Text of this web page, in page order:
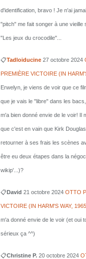
d'identification, bravo ! Je n'ai
"pitch" me fait songer à une vieille
"Les jeux du crocodile"...
📋Tadloiducine 27 octobre 2024
PREMIÈRE VICTOIRE (IN
Erwelyn, je viens de voir que ce
que je vais le "libre" dans les
m'a bien donné envie de le voir! Il
que c'est en vain que Kirk
retourner à ses frais les scènes
être eu deux étapes dans la
wikip'...)?
📋David 21 octobre 2024 OTTO
VICTOIRE (IN HARM'S WAY,
m'a donné envie de le voir (et oui
sérieux ça ^^)
📋Christine P. 20 octobre 2024